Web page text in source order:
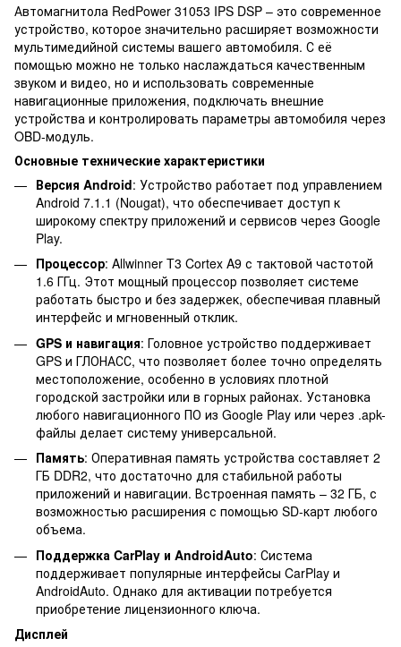
Автомагнитола RedPower 31053 IPS DSP – это современное
устройство, которое значительно расширяет возможности
мультимедийной системы вашего автомобиля. С её
помощью можно не только наслаждаться качественным
звуком и видео, но и использовать современные
навигационные приложения, подключать внешние
устройства и контролировать параметры автомобиля через
OBD-модуль.
Основные технические характеристики
Версия Android: Устройство работает под управлением
Android 7.1.1 (Nougat), что обеспечивает доступ к
широкому спектру приложений и сервисов через Google
Play.
Процессор: Allwinner T3 Cortex A9 с тактовой частотой
1.6 ГГц. Этот мощный процессор позволяет системе
работать быстро и без задержек, обеспечивая плавный
интерфейс и мгновенный отклик.
GPS и навигация: Головное устройство поддерживает
GPS и ГЛОНАСС, что позволяет более точно определять
местоположение, особенно в условиях плотной
городской застройки или в горных районах. Установка
любого навигационного ПО из Google Play или через .apk-
файлы делает систему универсальной.
Память: Оперативная память устройства составляет 2
ГБ DDR2, что достаточно для стабильной работы
приложений и навигации. Встроенная память – 32 ГБ, с
возможностью расширения с помощью SD-карт любого
объема.
Поддержка CarPlay и AndroidAuto: Система
поддерживает популярные интерфейсы CarPlay и
AndroidAuto. Однако для активации потребуется
приобретение лицензионного ключа.
Дисплей